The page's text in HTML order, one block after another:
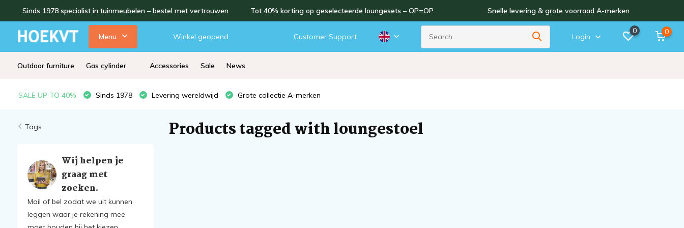
Sinds 1978 specialist in tuinmeubelen – bestel met vertrouwen Tot 40% korting op geselecteerde loungesets – OP=OP Snelle levering & grote voorraad A-merken
Menu Winkel geopend Customer Support Login
0 0
Outdoor furniture Gas cylinder Accessories Sale News
SALE UP TO 40% Sinds 1978 Levering wereldwijd Grote collectie A-merken
Tags
Wij helpen je
graag met
zoeken.
Mail of bel zodat we uit kunnen
leggen waar je rekening mee
Products tagged with loungestoel